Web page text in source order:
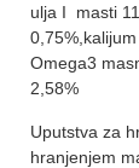
ulja I masti
Omega3
2,58%
Uputstva za
hranjenjem